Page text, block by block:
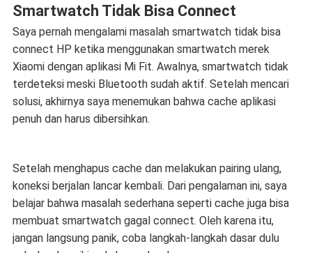
Smartwatch Tidak Bisa Connect
Saya pernah mengalami masalah smartwatch tidak bisa
connect HP ketika menggunakan smartwatch merek
Xiaomi dengan aplikasi Mi Fit. Awalnya, smartwatch tidak
terdeteksi meski Bluetooth sudah aktif. Setelah mencari
solusi, akhirnya saya menemukan bahwa cache aplikasi
penuh dan harus dibersihkan.
Setelah menghapus cache dan melakukan pairing ulang,
koneksi berjalan lancar kembali. Dari pengalaman ini, saya
belajar bahwa masalah sederhana seperti cache juga bisa
membuat smartwatch gagal connect. Oleh karena itu,
jangan langsung panik, coba langkah-langkah dasar dulu